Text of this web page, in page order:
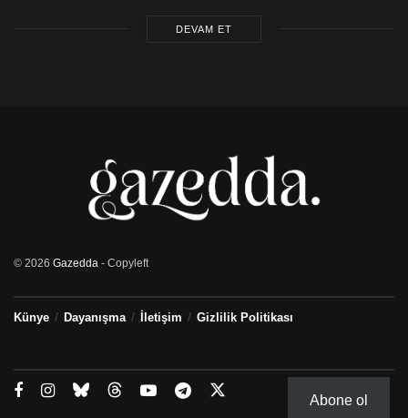
DEVAM ET
© 2026 Gazedda - Copyleft
Künye Dayanışma İletişim Gizlilik Politikası
Abone ol